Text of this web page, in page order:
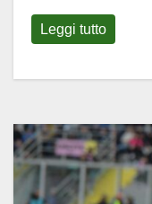
Leggi tutto